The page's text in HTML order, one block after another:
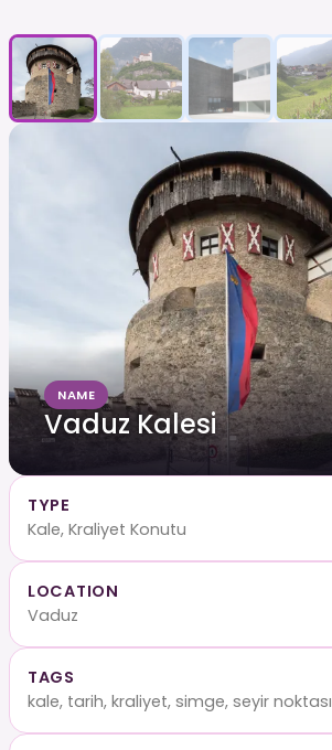
NAME
Vaduz Kalesi
TYPE
Kale, Kraliyet Konutu
LOCATION
Vaduz
TAGS
kale, tarih, kraliyet, simge, seyir noktası